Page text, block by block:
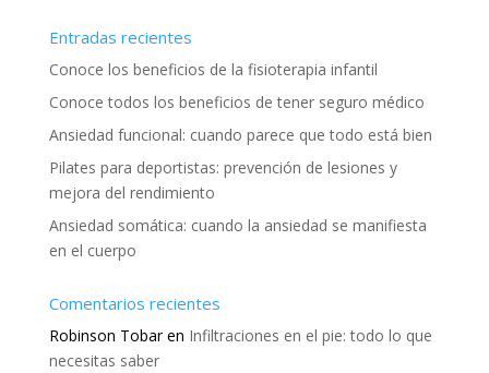
Entradas recientes
Conoce los beneficios de la fisioterapia infantil
Conoce todos los beneficios de tener seguro médico
Ansiedad funcional: cuando parece que todo está bien
Pilates para deportistas: prevención de lesiones y
mejora del rendimiento
Ansiedad somática: cuando la ansiedad se manifiesta
en el cuerpo
Comentarios recientes
Robinson Tobaren Infiltraciones en el pie: todo lo que
necesitas saber